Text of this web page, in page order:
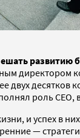
развитию
директором
двух
роль
и успех в
—